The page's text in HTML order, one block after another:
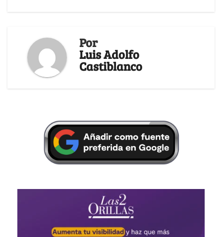
Por
Luis Adolfo
Castiblanco